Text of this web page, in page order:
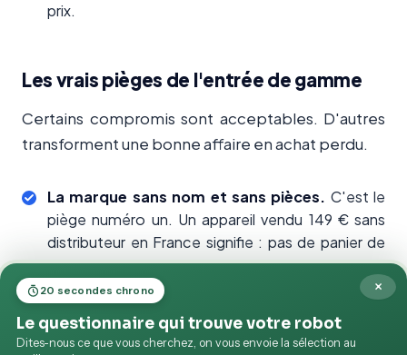
prix.
Les vrais pièges de l'entrée de gamme
Certains compromis sont acceptables. D'autres
transforment une bonne affaire en achat perdu.
La marque sans nom et sans pièces. C'est le
piège numéro un. Un appareil vendu 149 € sans
distributeur en France signifie : pas de panier de
rechange, pas de brosse de remplacement, pas
de batterie disponible. Le jour où une pièce à 15 €
Laperformanceannoncée en litres par heure.
×
20 secondes chrono
Le questionnaire qui trouve votre robot
Dites-nous ce que vous cherchez, on vous envoie la sélection au